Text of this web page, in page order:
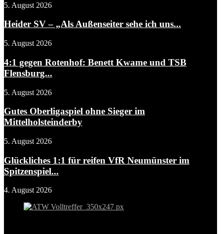
5. August 2026
Heider SV – „Als Außenseiter sehe ich uns...
5. August 2026
4:1 gegen Rotenhof: Benett Kwame und TSB
Flensburg...
5. August 2026
Gutes Oberligaspiel ohne Sieger im
Mittelholsteinderby
5. August 2026
Glückliches 1:1 für reifen VfR Neumünster im
Spitzenspiel...
4. August 2026